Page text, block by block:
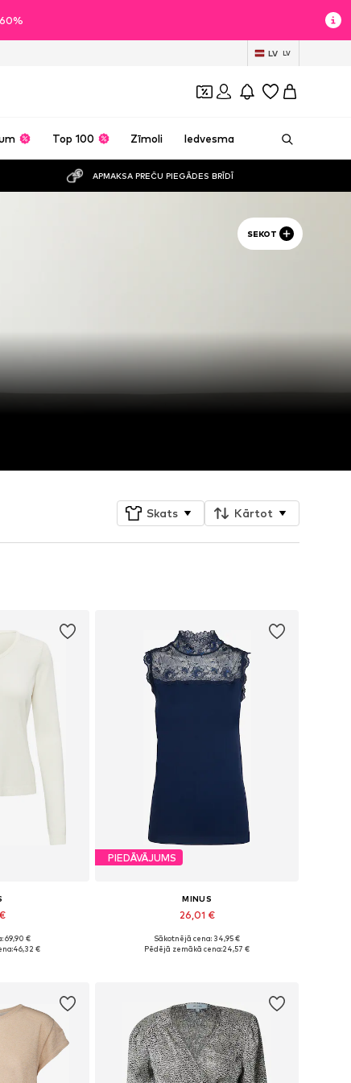
LV LV
Top 100 Zīmoli Iedvesma
APMAKSA PREČU PIEGĀDES BRĪDĪ
SEKOT
Skats Kārtot
S, M, L
69,90 €
46,32 €
PIEDĀVĀJUMS
MINUS
26,01 €
Pieejamie izmēri: XS, S, M, XL
Sākotnējā cena: 34,95 €
Pēdējā zemākā cena:24,57 €